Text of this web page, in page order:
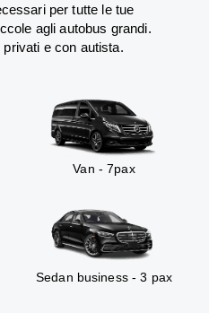
per tutte le tue
agli autobus grandi.
e con autista.
Van - 7pax
Sedan business - 3 pax